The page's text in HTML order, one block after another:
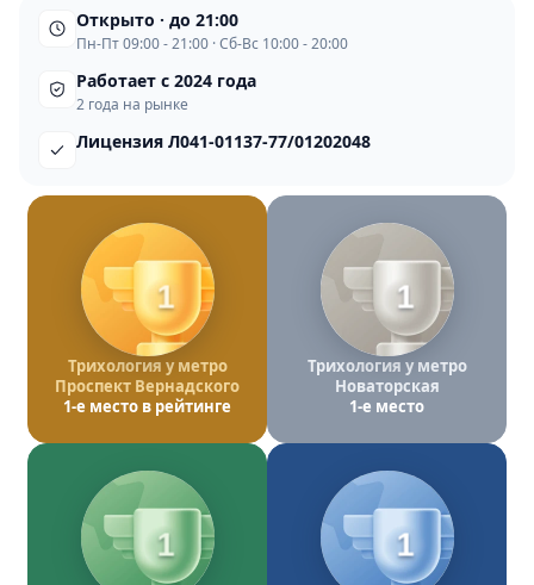
Открыто · до 21:00
Пн-Пт 09:00 - 21:00 · Сб-Вс 10:00 - 20:00
Работает с 2024 года
2 года на рынке
Лицензия Л041-01137-77/01202048
1
Трихология у метро
Проспект Вернадского
1-е место в рейтинге
1
Трихология у метро
Новаторская
1-е место
1 1